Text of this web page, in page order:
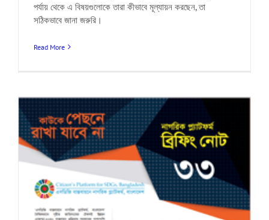
পর্যায় থেকে এ বিষয়গুলোকে তারা কীভাবে মূল্যায়ন করছেন, তা
সঠিকভাবে জানা জরুরি।
Read More